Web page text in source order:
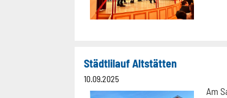
Städtlilauf Altstätten
10.09.2025
Am